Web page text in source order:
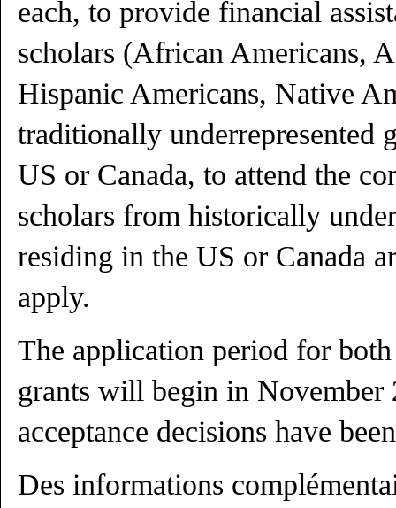
each, to provide financial
scholars (African Americans,
Hispanic Americans, Native
traditionally underrepresented
US or Canada, to attend the
scholars from historically
residing in the US or Canada
apply.
The application period for
grants will begin in November
acceptance decisions have
Des informations